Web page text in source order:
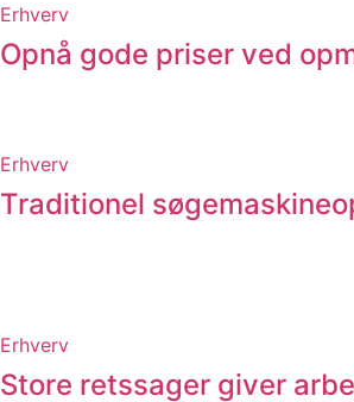
Erhverv
Opnå gode priser ved
Erhverv
Traditionel
Erhverv
Store retssager giver